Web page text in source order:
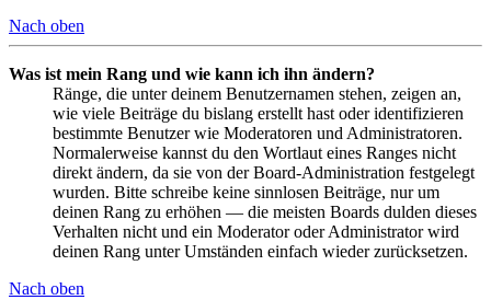
Nach oben
Was ist mein Rang und wie kann ich ihn ändern?
Ränge, die unter deinem Benutzernamen stehen, zeigen an,
wie viele Beiträge du bislang erstellt hast oder identifizieren
bestimmte Benutzer wie Moderatoren und Administratoren.
Normalerweise kannst du den Wortlaut eines Ranges nicht
direkt ändern, da sie von der Board-Administration festgelegt
wurden. Bitte schreibe keine sinnlosen Beiträge, nur um
deinen Rang zu erhöhen — die meisten Boards dulden dieses
Verhalten nicht und ein Moderator oder Administrator wird
deinen Rang unter Umständen einfach wieder zurücksetzen.
Nach oben